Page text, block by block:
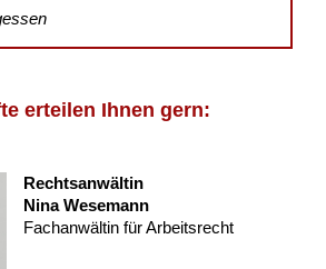
erteilen Ihnen gern:
Rechtsanwältin
Nina Wesemann
Fachanwältin für Arbeitsrecht